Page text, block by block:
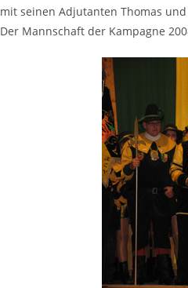
mit seinen Adjutanten Thomas
Der Mannschaft der Kampagne